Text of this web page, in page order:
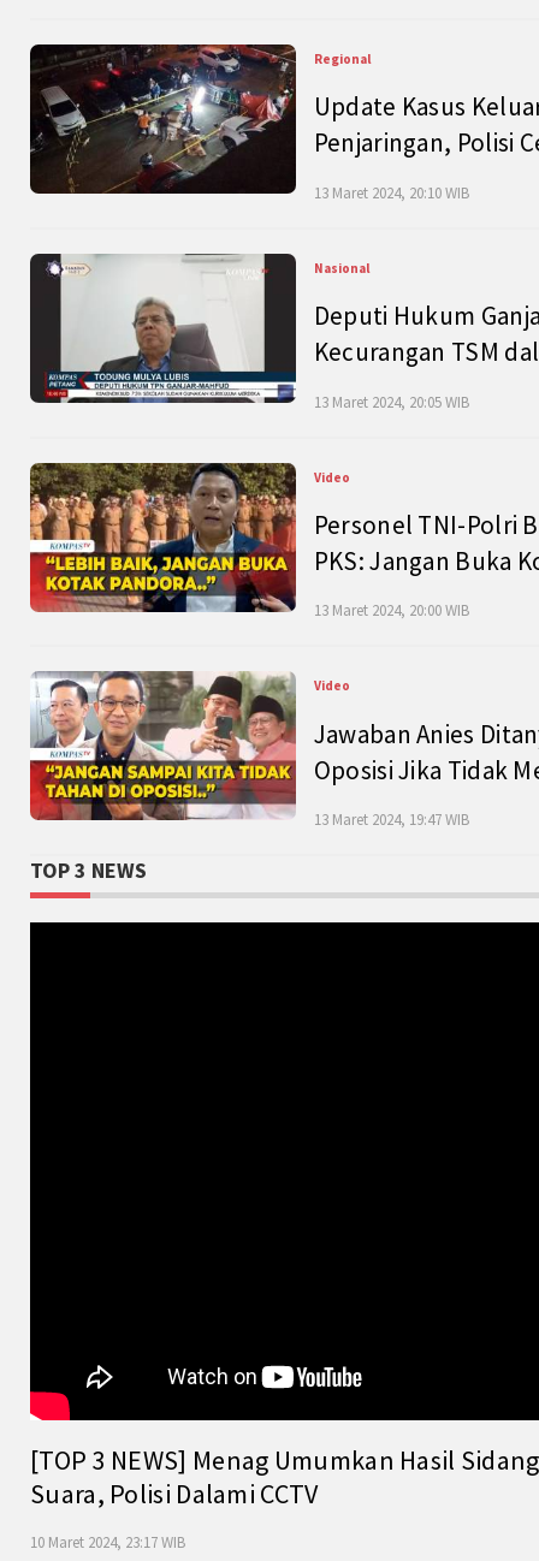
Regional
Update Kasus
Penjaringan, Polisi
13 Maret 2024, 20:10 WIB
Nasional
Deputi Hukum
Kecurangan TSM
13 Maret 2024, 20:05 WIB
Video
Personel TNI-Polri
PKS: Jangan Buka
13 Maret 2024, 20:00 WIB
Video
Jawaban Anies
Oposisi Jika Tidak
13 Maret 2024, 19:47 WIB
TOP 3 NEWS
[TOP 3 NEWS] Menag Umumkan Hasil
Suara, Polisi Dalami CCTV
10 Maret 2024, 23:17 WIB